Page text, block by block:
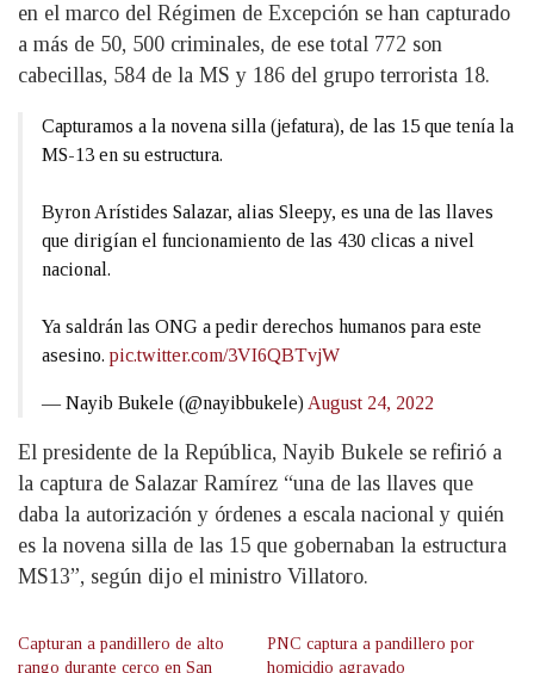
en el marco del Régimen de Excepción se han capturado
a más de 50, 500 criminales, de ese total 772 son
cabecillas, 584 de la MS y 186 del grupo terrorista 18.
Capturamos a la novena silla (jefatura), de las 15 que tenía la
MS-13 en su estructura.
Byron Arístides Salazar, alias Sleepy, es una de las llaves
que dirigían el funcionamiento de las 430 clicas a nivel
nacional.
Ya saldrán las ONG a pedir derechos humanos para este
asesino. pic.twitter.com/3VI6QBTvjW
— Nayib Bukele (@nayibbukele) August 24, 2022
El presidente de la República, Nayib Bukele se refirió a
la captura de Salazar Ramírez “una de las llaves que
daba la autorización y órdenes a escala nacional y quién
es la novena silla de las 15 que gobernaban la estructura
MS13”, según dijo el ministro Villatoro.
Capturan a pandillero de alto
rango durante cerco en San
PNC captura a pandillero por
homicidio agravado